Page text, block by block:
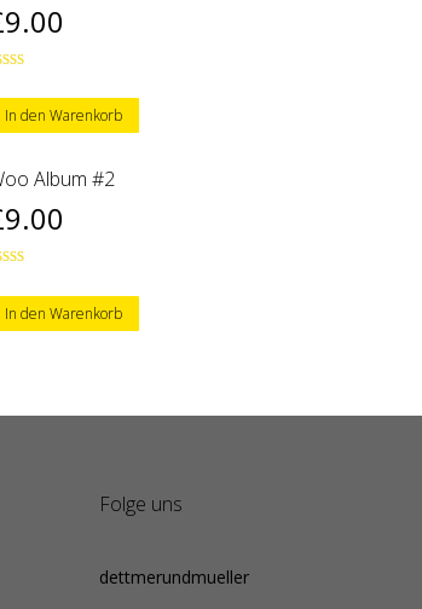
9.00
von 5
In den Warenkorb
Album #2
9.00
5
In den Warenkorb
Folge uns
dettmerundmueller